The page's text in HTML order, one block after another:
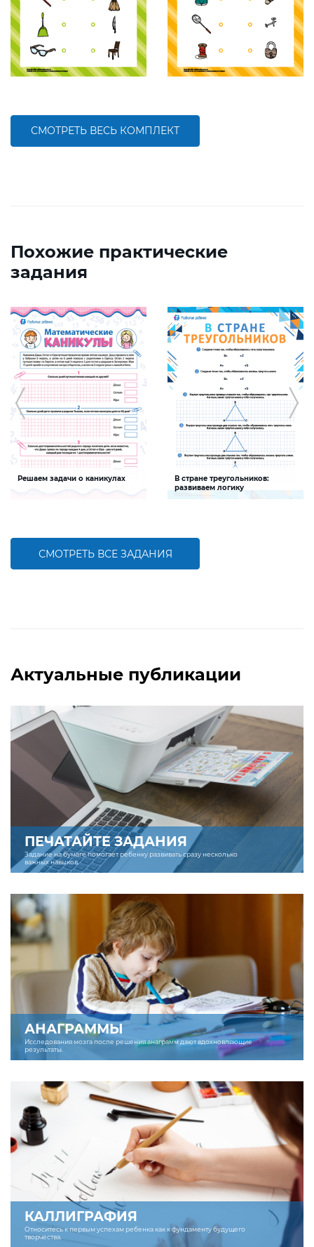
СМОТРЕТЬ ВЕСЬ КОМПЛЕКТ
Похожие практические
задания
Решаем задачи о каникулах
В стране треугольников:
развиваем логику
СМОТРЕТЬ ВСЕ ЗАДАНИЯ
Актуальные публикации
ПЕЧАТАЙТЕ ЗАДАНИЯ
Задание на бумаге помогает ребенку развивать сразу несколько
важных навыков.
АНАГРАММЫ
Исследования мозга после решения анаграмм дают вдохновляющие
результаты.
КАЛЛИГРАФИЯ
Относитесь к первым успехам ребенка как к фундаменту будущего
творчества.